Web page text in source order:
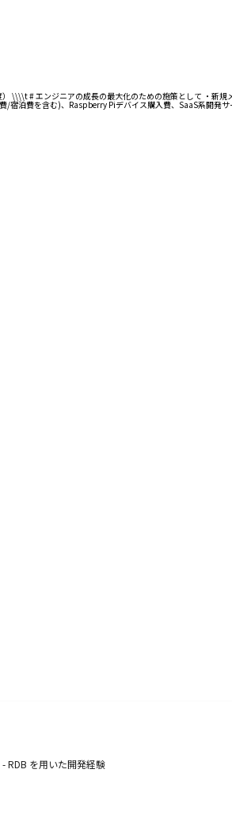
# エンジニアの成長の最大化のための施策として ・新
泊費を含む)、Raspberry Piデバイス購入費、SaaS系開発
RDB を用いた開発経験